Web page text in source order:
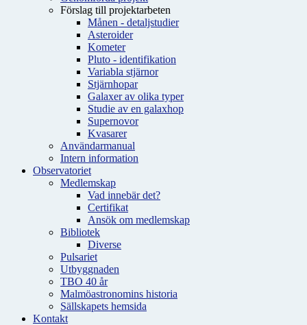
Förslag till projektarbeten
Månen - detaljstudier
Asteroider
Kometer
Pluto - identifikation
Variabla stjärnor
Stjärnhopar
Galaxer av olika typer
Studie av en galaxhop
Supernovor
Kvasarer
Användarmanual
Intern information
Observatoriet
Medlemskap
Vad innebär det?
Certifikat
Ansök om medlemskap
Bibliotek
Diverse
Pulsariet
Utbyggnaden
TBO 40 år
Malmöastronomins historia
Sällskapets hemsida
Kontakt